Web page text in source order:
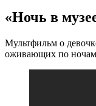
«Ночь в
Мультфильм о
оживающих по